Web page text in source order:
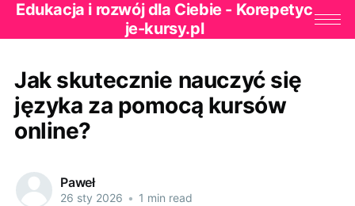
Edukacja i rozwój dla Ciebie - Korepetyc
je-kursy.pl
Jak skutecznie nauczyć się
języka za pomocą kursów
online?
Paweł
26 sty 2026 • 1 min read